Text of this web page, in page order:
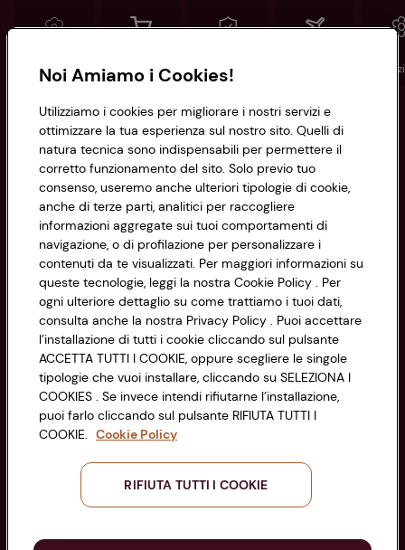
Conad Spesa online Assicurazioni
Informazioni
Privacy Policy
Cookie Policy
Impostazioni Cookie
Accessibilità
CONAD SOCIETÀ COOPERATIVA
Via Michelino, 59 | 40127 BOLOGNA
Codice Fiscale e Registro Imprese
di Bologna 00865960157
PARTITA IVA 03320960374
Servizio clienti
Seguici sui Social:
Noi Amiamo i Cookies!
Utilizziamo i cookies per migliorare i nostri servizi e
ottimizzare la tua esperienza sul nostro sito. Quelli di
natura tecnica sono indispensabili per permettere il
corretto funzionamento del sito. Solo previo tuo
consenso, useremo anche ulteriori tipologie di cookie,
anche di terze parti, analitici per raccogliere
informazioni aggregate sui tuoi comportamenti di
navigazione, o di profilazione per personalizzare i
contenuti da te visualizzati. Per maggiori informazioni su
queste tecnologie, leggi la nostra Cookie Policy . Per
ogni ulteriore dettaglio su come trattiamo i tuoi dati,
consulta anche la nostra Privacy Policy . Puoi accettare
l’installazione di tutti i cookie cliccando sul pulsante
ACCETTA TUTTI I COOKIE, oppure scegliere le singole
tipologie che vuoi installare, cliccando su SELEZIONA I
COOKIES . Se invece intendi rifiutarne l’installazione,
puoi farlo cliccando sul pulsante RIFIUTA TUTTI I
COOKIE. Cookie Policy
RIFIUTA TUTTI I COOKIE